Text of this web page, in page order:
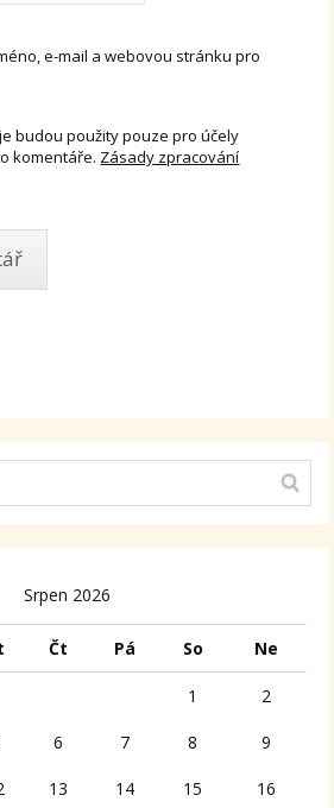
e-mail a webovou stránku pro
budou použity pouze pro účely
komentáře. Zásady zpracování
Srpen 2026
Čt Pá So Ne
1 2
6 7 8 9
13 14 15 16